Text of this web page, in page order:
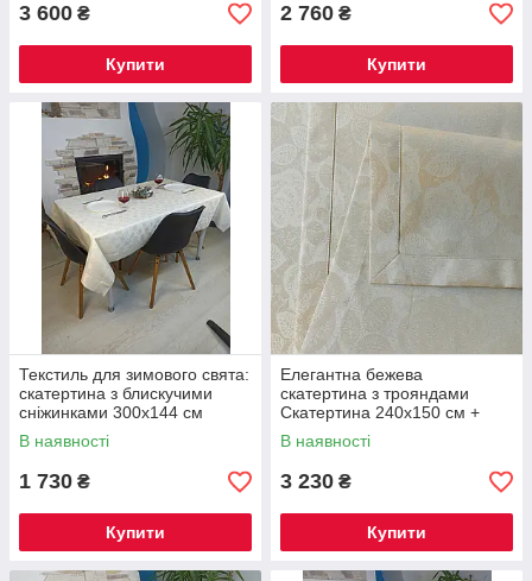
3 600 ₴
Купити
2 760 ₴
Купити
Текстиль для зимового свята:
скатертина з блискучими
сніжинками 300х144 см
В наявності
1 730 ₴
Купити
Елегантна бежева
скатертина з трояндами
Скатертина 240х150 см +
доріжка 180х45см + 8
серветок
В наявності
3 230 ₴
Купити